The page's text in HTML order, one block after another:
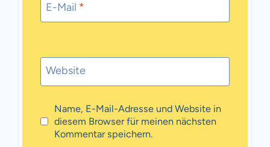
E-Mail *
Website
Name, E-Mail-Adresse und Website in
diesem Browser für meinen nächsten
Kommentar speichern.